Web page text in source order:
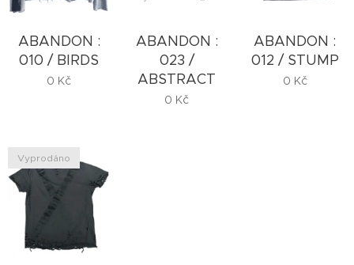
ABANDON :
010 / BIRDS
0 Kč
ABANDON :
023 /
ABSTRACT
0 Kč
ABANDON :
012 / STUMP
0 Kč
Vyprodáno